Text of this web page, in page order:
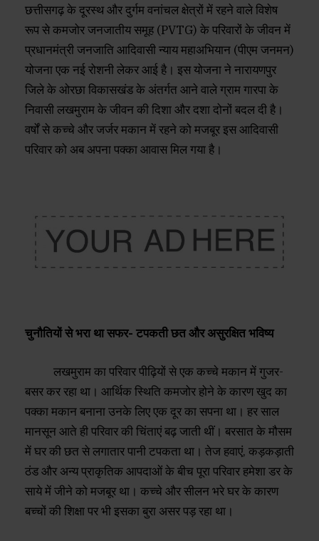
छत्तीसगढ़ के दूरस्थ और दुर्गम वनांचल क्षेत्रों में रहने वाले विशेष
रूप से कमजोर जनजातीय समूह (PVTG) के परिवारों के जीवन में
प्रधानमंत्री जनजाति आदिवासी न्याय महाअभियान (पीएम जनमन)
योजना एक नई रोशनी लेकर आई है। इस योजना ने नारायणपुर
जिले के ओरछा विकासखंड के अंतर्गत आने वाले ग्राम गारपा के
निवासी लखमुराम के जीवन की दिशा और दशा दोनों बदल दी है।
वर्षों से कच्चे और जर्जर मकान में रहने को मजबूर इस आदिवासी
परिवार को अब अपना पक्का आवास मिल गया है।
​चुनौतियों से भरा था सफर- टपकती छत और असुरक्षित भविष्य
​लखमुराम का परिवार पीढ़ियों से एक कच्चे मकान में गुजर-
बसर कर रहा था। आर्थिक स्थिति कमजोर होने के कारण खुद का
पक्का मकान बनाना उनके लिए एक दूर का सपना था। हर साल
मानसून आते ही परिवार की चिंताएं बढ़ जाती थीं। बरसात के मौसम
में घर की छत से लगातार पानी टपकता था। तेज हवाएं, कड़कड़ाती
ठंड और अन्य प्राकृतिक आपदाओं के बीच पूरा परिवार हमेशा डर के
साये में जीने को मजबूर था। कच्चे और सीलन भरे घर के कारण
बच्चों की शिक्षा पर भी इसका बुरा असर पड़ रहा था।